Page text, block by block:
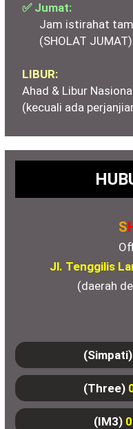
✅ Jumat:
Jam istirahat
(SHOLAT JUMAT)
LIBUR:
Ahad & Libur
(kecuali ada
S
Jl. Tenggilis
(daerah
(Simpati)
(Three)
(IM3)